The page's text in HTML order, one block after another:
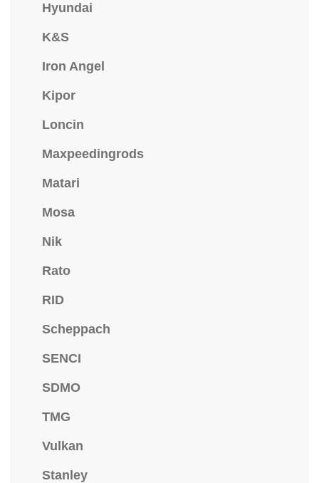
Hyundai
K&S
Iron Angel
Kipor
Loncin
Maxpeedingrods
Matari
Mosa
Nik
Rato
RID
Scheppach
SENCI
SDMO
TMG
Vulkan
Stanley